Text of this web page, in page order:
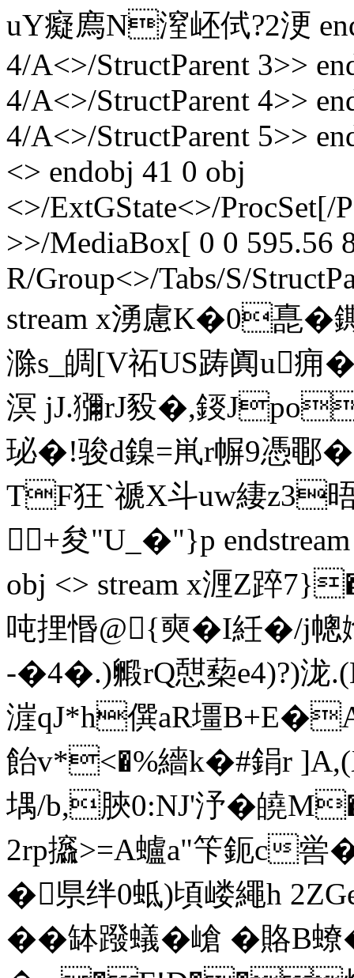
uY癡廌N潌岯侙?2浭
4/A<>/StructParent 3>>
4/A<>/StructParent 4>>
4/A<>/StructParent 5>>
<> endobj 41 0 obj
<>/ExtGState<>/ProcSet[/
>>/MediaBox[ 0 0 595.56
R/Group<>/Tabs/S/
stream x湧慮K�0嗭�
滁s_皗[V祏US踌阗u
溟 jJ.獼rJ豛�,鋄
珌�!骏d鎳=鼡r幈9憑鄳
TF狂`禠X斗uw緀z3
+夋"U_�"}p endstream
obj <> stream x湹Z踤
吨捚惽@{奭�I紝�/j
-�4�.)毈rQ憇蔾e4)?)泷
漄qJ*h僎aR壃
飴v*<�%繬k�#鋗r
堣/b,脥0:NJ'汿�皢
2rp攨>=A蠦a"笇鈪c喾
�県绊0蚳 )頃嵝繩h
��缽蹳蟻�嵢 �賂B